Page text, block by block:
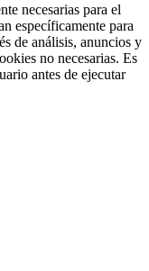
necesarias para el
específicamente para
de análisis, anuncios y
no necesarias. Es
antes de ejecutar